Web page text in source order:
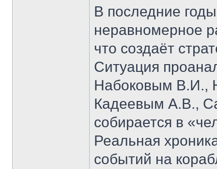
В последние
неравномерное
что создаёт
Ситуация
Набоковым В.И.,
Кадеевым А.В.,
собирается в
Реальная
событий на